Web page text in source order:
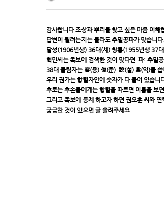
감사합니다 조상과 뿌리를 찾고 싶은 마음 이해
답변이 될려는지는 몰라도 추밀공파가 맞습니다.
달성(1906년생) 36대(세) 창룡(1955년생 37
혁민씨는 족보에 검색한 것이 맞다면 파: 추밀
38대 돌림자는 容(용) 俊(준) 說(설) 益(익)를
우리 권가는 항렬자안에 숫자가 다 들어 있습
후로는 후손들에게는 항렬을 따르면 이름을 보
그리고 족보에 등제 하고자 하면 권오훈 씨와
궁금한 것이 있으면 글 올려주세요